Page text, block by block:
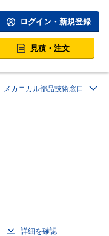
ログイン・新規登録
見積・注文
メカニカル部品技術窓口
詳細を確認